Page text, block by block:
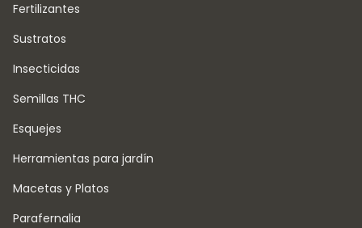
Fertilizantes
Sustratos
Insecticidas
Semillas THC
Esquejes
Herramientas para jardín
Macetas y Platos
Parafernalia